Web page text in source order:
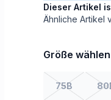
Dieser Artikel
Ähnliche Artikel
Größe wählen
75B